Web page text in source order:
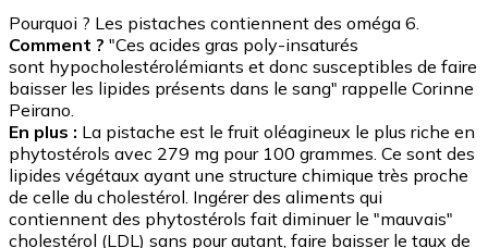
Pourquoi ? Les pistaches contiennent des oméga 6.
Comment ? "Ces acides gras poly-insaturés
sont hypocholestérolémiants et donc susceptibles de faire
baisser les lipides présents dans le sang" rappelle Corinne
Peirano.
En plus : La pistache est le fruit oléagineux le plus riche en
phytostérols avec 279 mg pour 100 grammes. Ce sont des
lipides végétaux ayant une structure chimique très proche
de celle du cholestérol. Ingérer des aliments qui
contiennent des phytostérols fait diminuer le "mauvais"
cholestérol (LDL) sans pour autant, faire baisser le taux de